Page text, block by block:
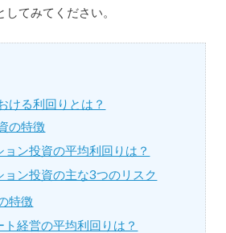
てみてください。
ける利回りとは？
の特徴
ョン投資の平均利回りは？
ョン投資の主な3つのリスク
特徴
ト経営の平均利回りは？